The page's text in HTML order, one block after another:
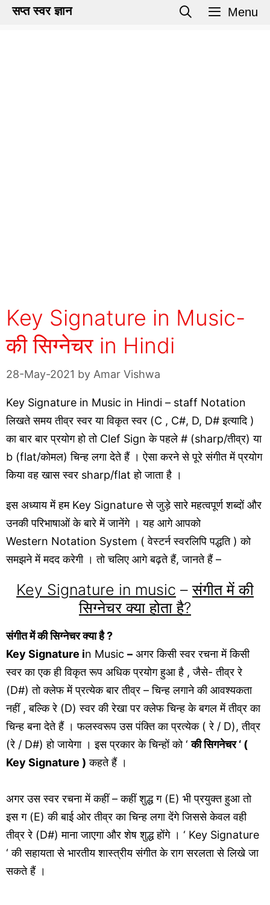
Skipसप्त स्वर ज्ञान Menu
Key Signature in Music-
की सिग्नेचर in Hindi
28-May-2021 by Amar Vishwa
Key Signature in Music in Hindi – staff Notation
लिखते समय तीव्र स्वर या विकृत स्वर (C , C#, D, D# इत्यादि )
का बार बार प्रयोग हो तो Clef Sign के पहले # (sharp/तीव्र) या
b (flat/कोमल) चिन्ह लगा देते हैं । ऐसा करने से पूरे संगीत में प्रयोग
किया वह खास स्वर sharp/flat हो जाता है ।
इस अध्याय में हम Key Signature से जुड़े सारे महत्वपूर्ण शब्दों और
उनकी परिभाषाओं के बारे में जानेंगे । यह आगे आपको
Western Notation System ( वेस्टर्न स्वरलिपि पद्धति ) को
समझने में मदद करेगी । तो चलिए आगे बढ़ते हैं, जानते हैं –
Key Signature in music –संगीत में की
सिग्नेचर क्या होता है?
संगीत में की सिग्नेचर क्या है ?
Key Signature in Music – अगर किसी स्वर रचना में किसी
स्वर का एक ही विकृत रूप अधिक प्रयोग हुआ है , जैसे- तीव्र रे
(D#) तो क्लेफ में प्रत्येक बार तीव्र – चिन्ह लगाने की आवश्यकता
नहीं , बल्कि रे (D) स्वर की रेखा पर क्लेफ चिन्ह के बगल में तीव्र का
चिन्ह बना देते हैं । फलस्वरूप उस पंक्ति का प्रत्येक ( रे / D), तीव्र
(रे / D#) हो जायेगा । इस प्रकार के चिन्हों को ‘की सिगनेचर ‘ (
Key Signature ) कहते हैं ।
अगर उस स्वर रचना में कहीं – कहीं शुद्ध ग (E) भी प्रयुक्त हुआ तो
इस ग (E) की बाई ओर तीव्र का चिन्ह लगा देंगे जिससे केवल वही
तीव्र रे (D#) माना जाएगा और शेष शुद्ध होंगे । ‘ Key Signature
‘ की सहायता से भारतीय शास्त्रीय संगीत के राग सरलता से लिखे जा
सकते हैं ।